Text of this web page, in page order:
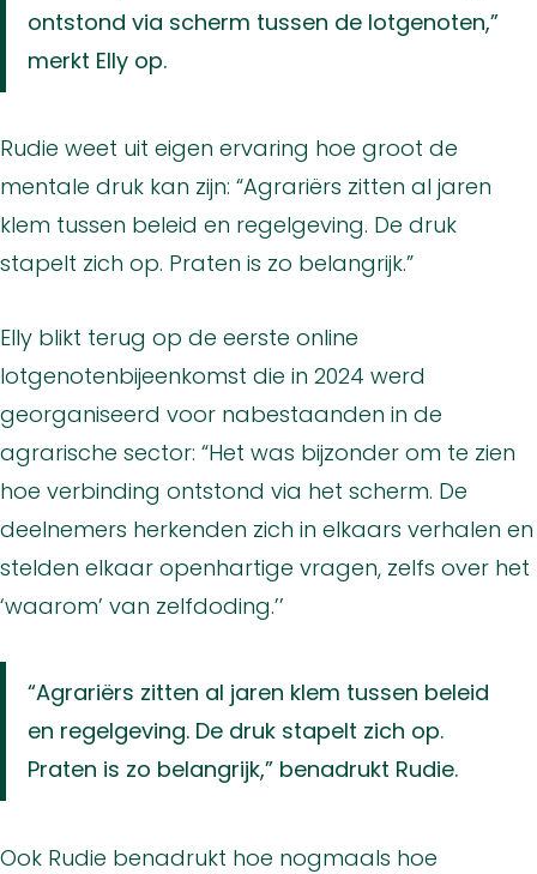
ontstond via scherm tussen de lotgenoten,”
merkt Elly op.
Rudie weet uit eigen ervaring hoe groot de
mentale druk kan zijn: “Agrariërs zitten al jaren
klem tussen beleid en regelgeving. De druk
stapelt zich op. Praten is zo belangrijk.”
Elly blikt terug op de eerste online
lotgenotenbijeenkomst die in 2024 werd
georganiseerd voor nabestaanden in de
agrarische sector: “Het was bijzonder om te zien
hoe verbinding ontstond via het scherm. De
deelnemers herkenden zich in elkaars verhalen en
stelden elkaar openhartige vragen, zelfs over het
‘waarom’ van zelfdoding.’’
“Agrariërs zitten al jaren klem tussen beleid
en regelgeving. De druk stapelt zich op.
Praten is zo belangrijk,” benadrukt Rudie.
Ook Rudie benadrukt hoe nogmaals hoe